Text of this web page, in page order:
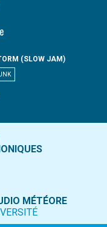
(SLOW JAM)
MÉTÉORE